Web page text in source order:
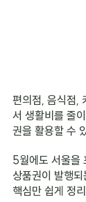
편의점, 음식점,
서 생활비를 줄
권을 활용할 수
5월에도 서울을
상품권이 발행
핵심만 쉽게 정